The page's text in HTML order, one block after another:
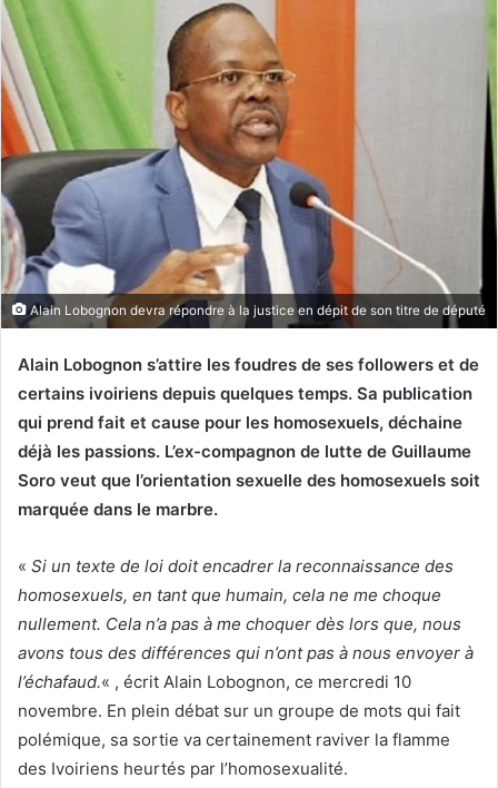
Alain Lobognon devra répondre à la justice en dépit de son titre de député
Alain Lobognon s’attire les foudres de ses followers et de
certains ivoiriens depuis quelques temps. Sa publication
qui prend fait et cause pour les homosexuels, déchaine
déjà les passions. L’ex-compagnon de lutte de Guillaume
Soro veut que l’orientation sexuelle des homosexuels soit
marquée dans le marbre.
« Si un texte de loi doit encadrer la reconnaissance des
homosexuels, en tant que humain, cela ne me choque
nullement. Cela n’a pas à me choquer dès lors que, nous
avons tous des différences qui n’ont pas à nous envoyer à
l’échafaud.« , écrit Alain Lobognon, ce mercredi 10
novembre. En plein débat sur un groupe de mots qui fait
polémique, sa sortie va certainement raviver la flamme
des Ivoiriens heurtés par l’homosexualité.